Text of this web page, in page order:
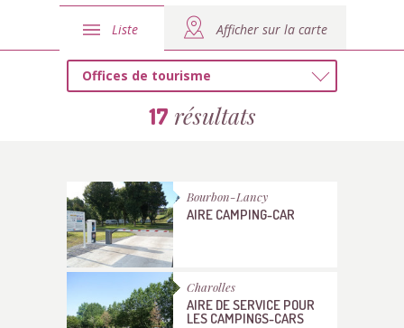
Liste Afficher sur la carte
Offices de tourisme
17 résultats
Bourbon-Lancy
AIRE CAMPING-CAR
Charolles
AIRE DE SERVICE POUR
LES CAMPINGS-CARS